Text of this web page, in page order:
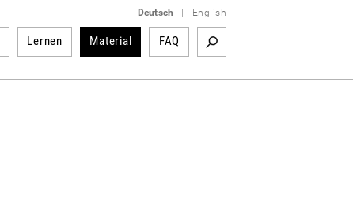
Deutsch English
Lernen Material FAQ